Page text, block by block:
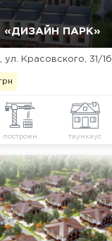
«ДИЗАЙН ПАРК»
ул. Красовского, 31/1б
построен таунхаус
Да, удалить Отмена